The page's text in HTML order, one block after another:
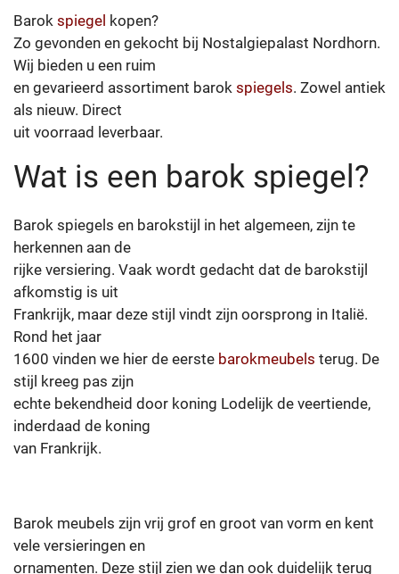
Barok spiegel kopen?
Zo gevonden en gekocht bij Nostalgiepalast Nordhorn.
Wij bieden u een ruim
en gevarieerd assortiment barok spiegels. Zowel antiek
als nieuw. Direct
uit voorraad leverbaar.
Wat is een barok spiegel?
Barok spiegels en barokstijl in het algemeen, zijn te
herkennen aan de
rijke versiering. Vaak wordt gedacht dat de barokstijl
afkomstig is uit
Frankrijk, maar deze stijl vindt zijn oorsprong in Italië.
Rond het jaar
1600 vinden we hier de eerste barokmeubels terug. De
stijl kreeg pas zijn
echte bekendheid door koning Lodelijk de veertiende,
inderdaad de koning
van Frankrijk.
Barok meubels zijn vrij grof en groot van vorm en kent
vele versieringen en
ornamenten. Deze stijl zien we dan ook duidelijk terug